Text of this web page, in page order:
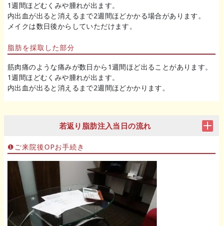
1週間ほどむくみや腫れが出ます。
内出血が出ると消えるまで2週間ほどかかる場合があります。
メイクは数日後からしていただけます。
脂肪を採取した部分
筋肉痛のような痛みが数日から1週間ほど出ることがあります。
1週間ほどむくみや腫れが出ます。
内出血が出ると消えるまで2週間ほどかかります。
若返り脂肪注入当日の流れ
❶ご来院後OPお手続き